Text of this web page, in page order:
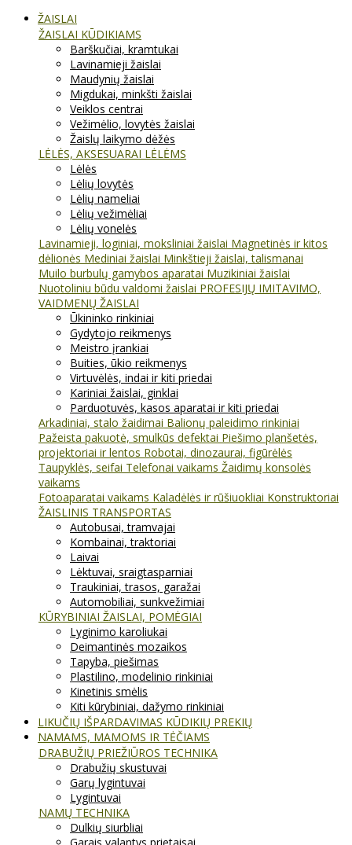
ŽAISLAI
ŽAISLAI KŪDIKIAMS
Barškučiai, kramtukai
Lavinamieji žaislai
Maudynių žaislai
Migdukai, minkšti žaislai
Veiklos centrai
Vežimėlio, lovytės žaislai
Žaislų laikymo dėžės
LĖLĖS, AKSESUARAI LĖLĖMS
Lėlės
Lėlių lovytės
Lėlių nameliai
Lėlių vežimėliai
Lėlių vonelės
Lavinamieji, loginiai, moksliniai žaislai Magnetinės ir kitos
dėlionės Mediniai žaislai Minkštieji žaislai, talismanai
Muilo burbulų gamybos aparatai Muzikiniai žaislai
Nuotoliniu būdu valdomi žaislai PROFESIJŲ IMITAVIMO,
VAIDMENŲ ŽAISLAI
Ūkininko rinkiniai
Gydytojo reikmenys
Meistro įrankiai
Buities, ūkio reikmenys
Virtuvėlės, indai ir kiti priedai
Kariniai žaislai, ginklai
Parduotuvės, kasos aparatai ir kiti priedai
Arkadiniai, stalo žaidimai Balionų paleidimo rinkiniai
Pažeista pakuotė, smulkūs defektai Piešimo planšetės,
projektoriai ir lentos Robotai, dinozaurai, figūrėlės
Taupyklės, seifai Telefonai vaikams Žaidimų konsolės
vaikams
Fotoaparatai vaikams Kaladėlės ir rūšiuokliai Konstruktoriai
ŽAISLINIS TRANSPORTAS
Autobusai, tramvajai
Kombainai, traktoriai
Laivai
Lėktuvai, sraigtasparniai
Traukiniai, trasos, garažai
Automobiliai, sunkvežimiai
KŪRYBINIAI ŽAISLAI, POMĖGIAI
Lyginimo karoliukai
Deimantinės mozaikos
Tapyba, piešimas
Plastilino, modelinio rinkiniai
Kinetinis smėlis
Kiti kūrybiniai, dažymo rinkiniai
LIKUČIŲ IŠPARDAVIMAS KŪDIKIŲ PREKIŲ
NAMAMS, MAMOMS IR TĖČIAMS
DRABUŽIŲ PRIEŽIŪROS TECHNIKA
Drabužių skustuvai
Garų lygintuvai
Lygintuvai
NAMŲ TECHNIKA
Dulkių siurbliai
Garais valantys prietaisai